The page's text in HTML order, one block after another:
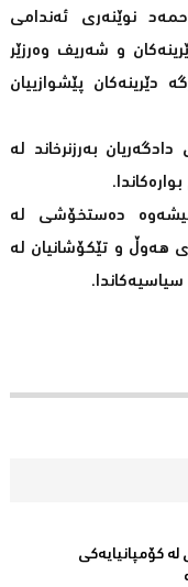
نوێنەری ئەندامی
و شەریف وەرزێر
پێشوازییان
بەرزنرخاند لە
دەستخۆشی لە
هەوڵ و تێكۆشانیان لە
کۆمپانیایه‌كی